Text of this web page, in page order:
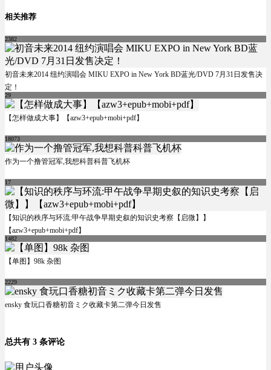
相关推荐
2382
初音未来2014 纽约演唱会 MIKU EXPO in New York BD蓝光/DVD 7月31日发售决
定！
29
【怎样做成大事】【azw3+epub+mobi+pdf】
18073
作为一个撸管冠军,我想科普科普飞机杯
17
【知识的秩序与环流:甲午战争早期史叙的知识史考察【启微】】
【azw3+epub+mobi+pdf】
1482
【单图】98k 杂图
2229
ensky 食玩口香糖初音ミク收藏卡第二弹今日发售
总共有 3 条评论